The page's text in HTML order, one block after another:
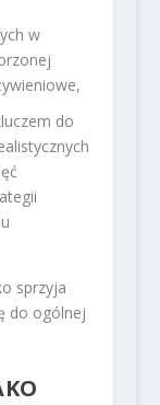
w
do
sprzyja
do ogólnej